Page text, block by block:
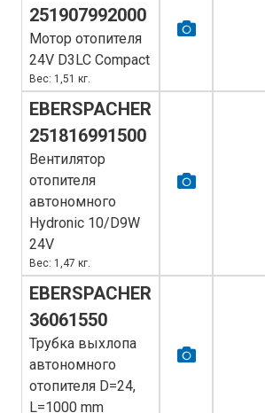
251907992000
Мотор отопителя
24V D3LC Compact
Вес: 1,51 кг.
EBERSPACHER
251816991500
Вентилятор
отопителя
автономного
Hydronic 10/D9W
24V
Вес: 1,47 кг.
EBERSPACHER
36061550
Трубка выхлопа
автономного
отопителя D=24,
L=1000 mm